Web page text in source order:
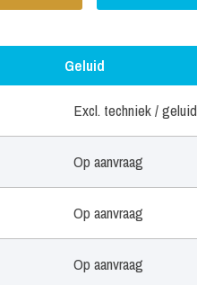
Geluid
Excl. techniek / geluid
Op aanvraag
Op aanvraag
Op aanvraag